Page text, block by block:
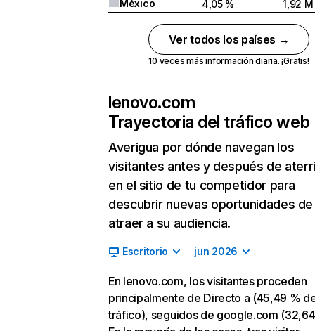
México
4,05 % 1,92 M
Ver todos los países →
10 veces más información diaria. ¡Gratis!
lenovo.com
Trayectoria del tráfico web
Averigua por dónde navegan los
visitantes antes y después de
en el sitio de tu competidor para
descubrir nuevas oportunidades de
atraer a su audiencia.
Escritorio jun 2026
En lenovo.com, los visitantes proceden
principalmente de Directo a (45,49 %
tráfico), seguidos de google.com